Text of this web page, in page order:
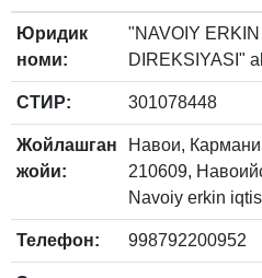
Юридик
номи:
"NAVOIY
DIREKSIYASI"
СТИР: 301078448
Жойлашган
жойи:
Навои,
210609,
Navoiy erkin
Телефон: 998792200952